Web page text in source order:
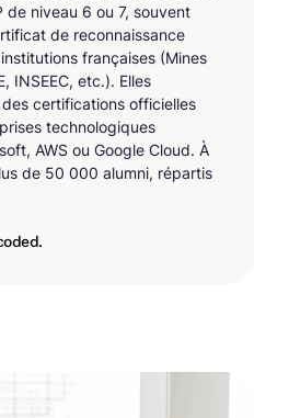
de niveau 6 ou 7, souvent
de reconnaissance
françaises (Mines
INSEEC, etc.). Elles
certifications officielles
technologiques
AWS ou Google Cloud. À
de 50 000 alumni, répartis